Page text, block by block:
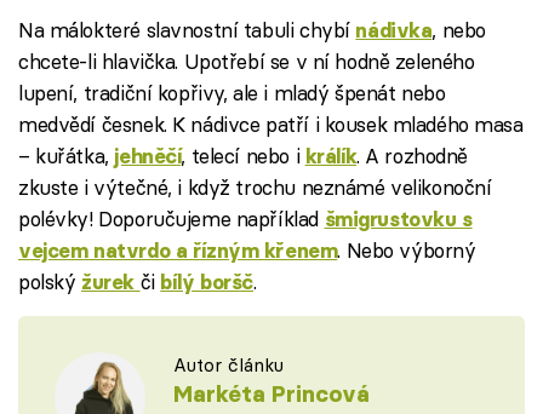
Na málokteré slavnostní tabuli chybí nádivka, nebo
chcete-li hlavička. Upotřebí se v ní hodně zeleného
lupení, tradiční kopřivy, ale i mladý špenát nebo
medvědí česnek. K nádivce patří i kousek mladého masa
– kuřátka, jehněčí, telecí nebo i králík. A rozhodně
zkuste i výtečné, i když trochu neznámé velikonoční
polévky! Doporučujeme například šmigrustovku s
vejcem natvrdo a řízným křenem. Nebo výborný
polský žurek či bílý boršč.
Autor článku
Markéta Princová